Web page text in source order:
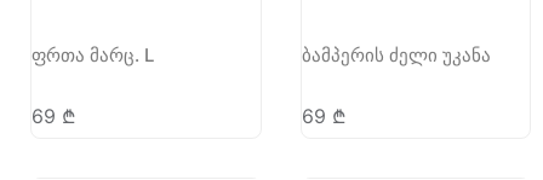
ფრთა მარც. L
69 ₾
ბამპერის ძელი უკანა
69 ₾